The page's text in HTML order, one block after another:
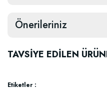
Önerileriniz
TAVSİYE EDİLEN
Etiketler :